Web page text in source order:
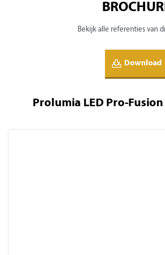
Bekijk alle referenties van
Download
Prolumia LED Pro-